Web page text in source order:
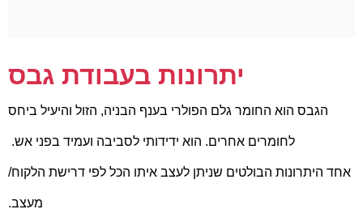
יתרונות בעבודת גבס
הגבס הוא החומר גלם הפולרי בענף הבניה, הזול והיעיל ביחס
לחומרים אחרים. הוא ידידותי לסביבה ועמיד בפני אש.
אחד היתרונות הבולטים שניתן לעצב איתו הכל לפי דרישת הלקוח/
מעצב.